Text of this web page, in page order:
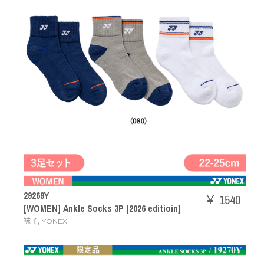
29269Y
[WOMEN] Ankle Socks 3P [2026 editioin]
袜子, YONEX
￥ 1540